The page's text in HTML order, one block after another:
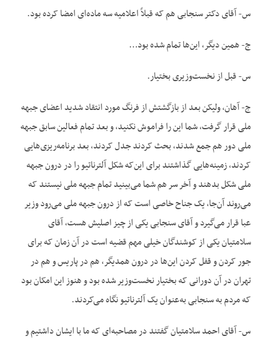
س- آقای دکتر سنجابی هم که قبلاً اعلامیه سه ماده‌ای امضا کرده بود.
ج- همین دیگر، این‌ها تمام شده بود…
س- قبل از نخست‌وزیری بختیار.
ج- آهان، ولیکن بعد از بازگشتش از فرنگ مورد انتقاد شدید اعضای جبهه
ملی قرار گرفت، شما این را فراموش نکنید، و بعد تمام فعالین سابق جبهه
ملی دور هم جمع شدند، بحث کردند جدل کردند، بعد برنامه‌ریزی‌هایی
کردند، زمینه‌هایی گذاشتند برای این‌که شکل آلترناتیو را در درون جبهه
ملی شکل بدهند و آخر سر هم شما می‌بینید تمام جبهه ملی نیستند که
می‌روند آن‌جا، یک جناح خاصی است که از درون جبهه ملی می‌رود وزیر
عبا قرار می‌گیرد و آقای سنجابی یکی از چیز اصلیش هست، آقای
سلامتیان یکی از کوشندگان خیلی مهم قضیه است در آن زمان که برای
جور کردن و قفل کردن این‌ها در درون همدیگر، هم در پاریس و هم در
تهران در آن دورانی که بختیار نخست‌وزیر شده بود و هنوز این امکان بود
که مردم به سنجابی به‌عنوان یک آلترناتیو نگاه می‌کردند.
س- آقای احمد سلامتیان گفتند در مصاحبه‌ای که ما با ایشان داشتیم و